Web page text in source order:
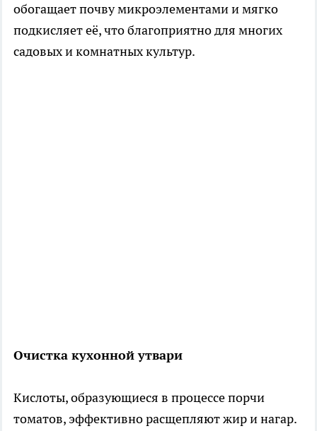
обогащает почву микроэлементами и мягко
подкисляет её, что благоприятно для многих
садовых и комнатных культур.
Очистка кухонной утвари
Кислоты, образующиеся в процессе порчи
томатов, эффективно расщепляют жир и нагар.